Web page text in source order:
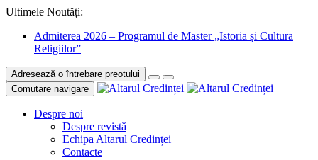
Ultimele Noutăți:
Admiterea 2026 – Programul de Master „Istoria și Cultura
Religiilor”
Adresează o întrebare preotului
Comutare navigare
Despre noi
Despre revistă
Echipa Altarul Credinței
Contacte